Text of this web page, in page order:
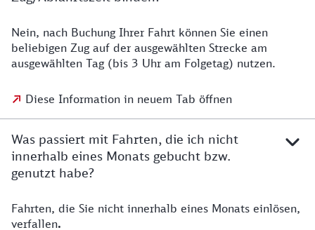
Nein, nach Buchung Ihrer Fahrt können Sie einen
beliebigen Zug auf der ausgewählten Strecke am
ausgewählten Tag (bis 3 Uhr am Folgetag) nutzen.
Diese Information in neuem Tab öffnen
Was passiert mit Fahrten, die ich nicht
innerhalb eines Monats gebucht bzw.
genutzt habe?
Fahrten, die Sie nicht innerhalb eines Monats einlösen,
verfallen.